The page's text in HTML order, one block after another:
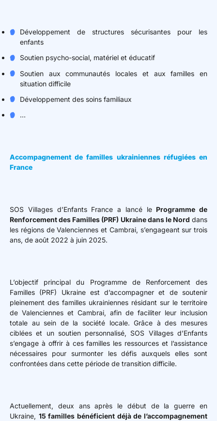
Développement de structures sécurisantes pour les
enfants
Soutien psycho-social, matériel et éducatif
Soutien aux communautés locales et aux familles en
situation difficile
Développement des soins familiaux
…
Accompagnement de familles ukrainiennes réfugiées en
France
SOS Villages d’Enfants France a lancé le Programme de
Renforcement des Familles (PRF) Ukraine dans le Nord dans
les régions de Valenciennes et Cambrai, s’engageant sur trois
ans, de août 2022 à juin 2025.
L’objectif principal du Programme de Renforcement des
Familles (PRF) Ukraine est d’accompagner et de soutenir
pleinement des familles ukrainiennes résidant sur le territoire
de Valenciennes et Cambrai, afin de faciliter leur inclusion
totale au sein de la société locale. Grâce à des mesures
ciblées et un soutien personnalisé, SOS Villages d’Enfants
s’engage à offrir à ces familles les ressources et l’assistance
nécessaires pour surmonter les défis auxquels elles sont
confrontées dans cette période de transition difficile.
Actuellement, deux ans après le début de la guerre en
Ukraine, 15 familles bénéficient déjà de l’accompagnement